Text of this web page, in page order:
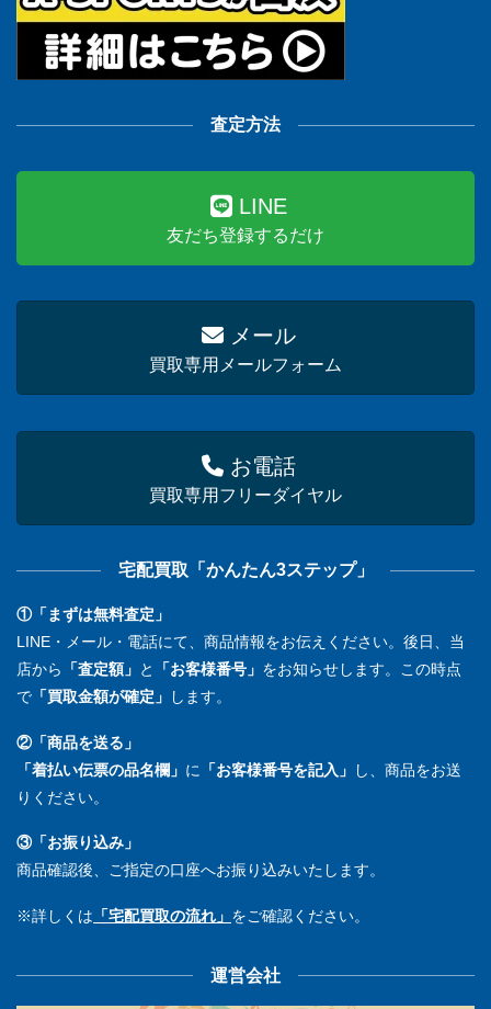
査定方法
LINE
友だち登録するだけ
メール
買取専用メールフォーム
お電話
買取専用フリーダイヤル
宅配買取「かんたん3ステップ」
①「まずは無料査定」
LINE・メール・電話にて、商品情報をお伝えください。後日、当
店から
「査定額」 と 「お客様番号」 をお知らせします。この時点
で 「買取金額が確定」 します。
②「商品を送る」
「着払い伝票の品名欄」 に 「お客様番号を記入」
し、商品をお送
りください。
③「お振り込み」
商品確認後、ご指定の口座へお振り込みいたします。
※詳しくは 「宅配買取の流れ」 をご確認ください。
運営会社